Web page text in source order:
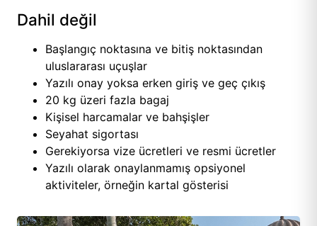
Dahil değil
Başlangıç noktasına ve bitiş noktasından
uluslararası uçuşlar
Yazılı onay yoksa erken giriş ve geç çıkış
20 kg üzeri fazla bagaj
Kişisel harcamalar ve bahşişler
Seyahat sigortası
Gerekiyorsa vize ücretleri ve resmi ücretler
Yazılı olarak onaylanmamış opsiyonel
aktiviteler, örneğin kartal gösterisi